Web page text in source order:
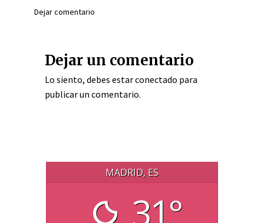
Dejar comentario
Dejar un comentario
Lo siento, debes estarconectado para
publicar un comentario.
MADRID, ES
31°